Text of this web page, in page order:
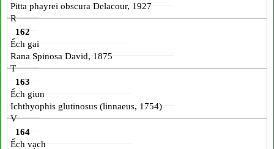
Pitta phayrei obscura Delacour, 1927
R
162
Ếch gai
Rana Spinosa David, 1875
T
163
Ếch giun
Ichthyophis glutinosus (linnaeus, 1754)
V
164
Ếch vạch